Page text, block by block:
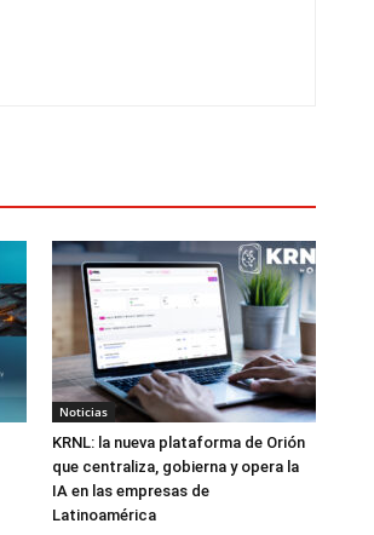
Noticias
KRNL: la nueva plataforma de Orión
que centraliza, gobierna y opera la
IA en las empresas de
Latinoamérica